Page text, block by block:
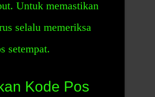
Untuk memastikan
selalu memeriksa
setempat.
Kode Pos